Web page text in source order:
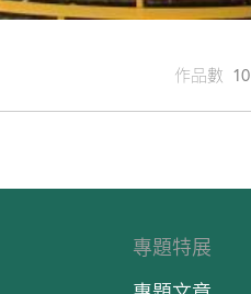
作品數 10
專題特展